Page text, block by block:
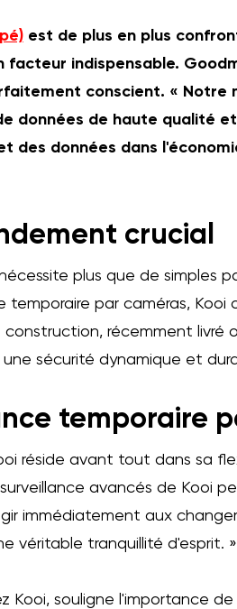
est de plus en plus
indispensable.
conscient. « Notre
données de haute qualité
des données dans
crucial
plus que de simples
temporaire par caméras,
récemment
sécurité dynamique et
temporaire
réside avant tout dans sa
avancés de Kooi
immédiatement aux
véritable tranquillité d'esprit. »
Kooi, souligne l'importance